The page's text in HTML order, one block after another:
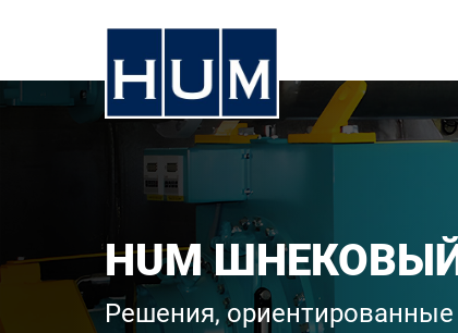
HUM
Решения, ориентированные